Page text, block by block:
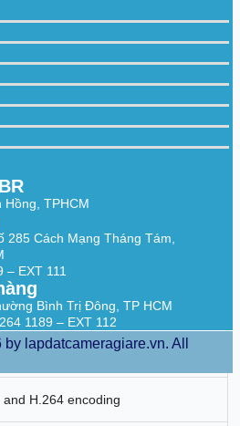
10 fps (1920 × 1080, 1280 × 720,
10 fps (1920 × 1080, 1280 × 720,
640 × 360)
H.265/H.264/H.265+/H.264+
H.265/H.264/MJPEG
H.265/H.264
stream is supported under certain
to 8 Mbps
Profile/Main Profile/High Profile
and H.264 encoding
TPHCM
285 Cách Mạng Tháng Tám,
EXT 111
Bình Trị Đông, TP HCM
1189 – EXT 112
lapdatcameragiare.vn. All